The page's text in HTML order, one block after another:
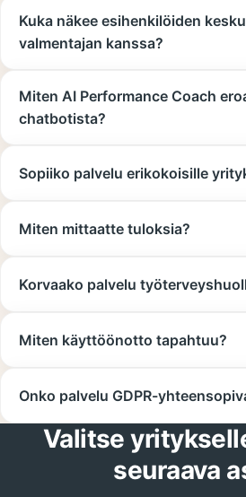
Kuka näkee esihenkilöiden
valmentajan kanssa?
Miten AI Performance Coach
chatbotista?
Sopiiko palvelu erikokoisille
Miten mittaatte tuloksia?
Korvaako palvelu
Miten käyttöönotto tapahtuu?
Onko palvelu GDPR-
Valitse
seuraava